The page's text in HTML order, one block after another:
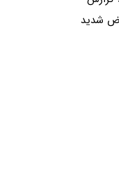
شدید